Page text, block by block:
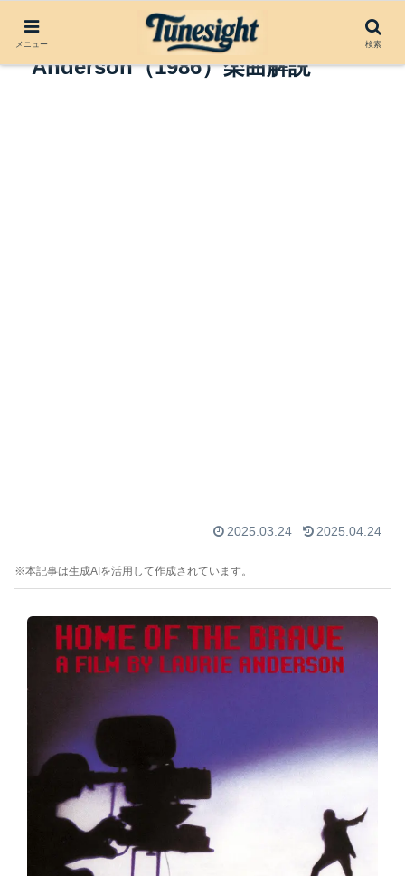
Language Is a Virus by Laurie
Anderson（1986）楽曲解説
2025.03.24 2025.04.24
※本記事は生成AIを活用して作成されています。
メニュー 検索